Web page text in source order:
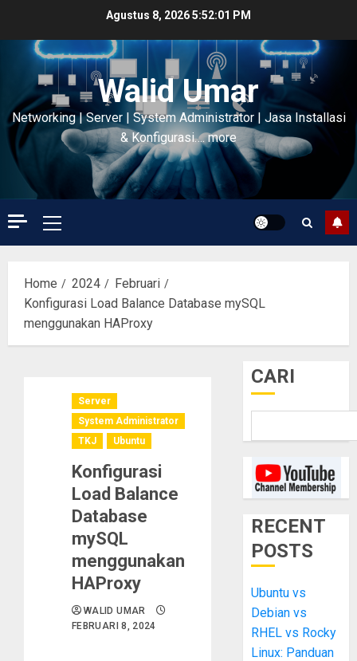
content
Agustus 8, 20265:52:02 PM
Walid Umar
Networking | Server | System Administrator | Jasa Installasi
& Konfigurasi…. more
Primary
Menu
Home 2024
Februari
Konfigurasi Load Balance Database mySQL
menggunakan HAProxy
Server
System Administrator
TKJ
Ubuntu
Konfigurasi
Load Balance
Database
mySQL
menggunakan
HAProxy
WALID UMAR
FEBRUARI 8, 2024
CARI
RECENT
POSTS
Ubuntu vs
Debian vs
RHEL vs Rocky
Linux: Panduan